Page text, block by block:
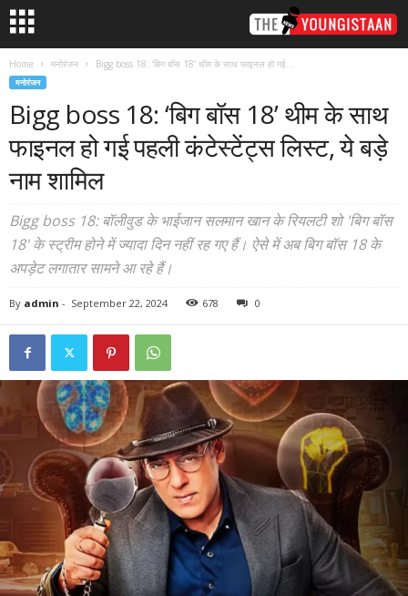
Home मनोरंजन Bigg boss 18: ‘बिग बॉस 18’ थीम के साथ फाइनल हो गई...
मनोरंजन
Bigg boss 18: ‘बिग बॉस 18’ थीम के साथ
फाइनल हो गई पहली कंटेस्टेंट्स लिस्ट, ये बड़े
नाम शामिल
Bigg boss 18: बॉलीवुड के भाईजान सलमान खान के रियलटी शो 'बिग बॉस
18' के स्ट्रीम होने में ज्यादा दिन नहीं रह गए हैं। ऐसे में अब बिग बॉस 18 के
अपड़ेट लगातार सामने आ रहे हैं।
By admin - September 22, 2024 678 0